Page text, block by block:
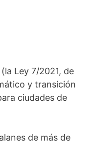
Ley 7/2021, de
y transición
ciudades de
de más de